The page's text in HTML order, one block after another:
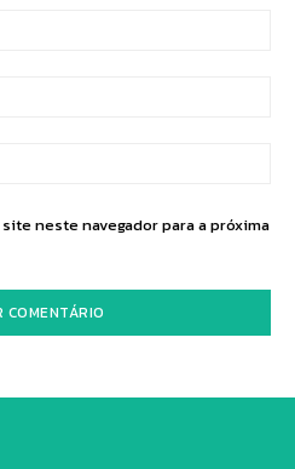
neste navegador para a próxima